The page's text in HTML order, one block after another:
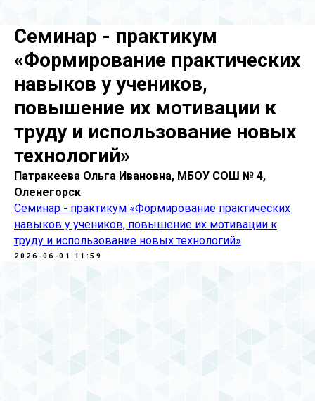
Семинар - практикум
«Формирование практических
навыков у учеников,
повышение их мотивации к
труду и использование новых
технологий»
Патракеева Ольга Ивановна, МБОУ СОШ № 4,
Оленегорск
Семинар - практикум «Формирование практических
навыков у учеников, повышение их мотивации к
труду и использование новых технологий»
2026-06-01 11:59